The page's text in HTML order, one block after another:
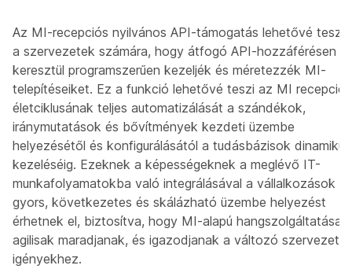
Az MI-recepciós nyilvános API-támogatás lehetővé teszi
a szervezetek számára, hogy átfogó API-hozzáférésen
keresztül programszerűen kezeljék és méretezzék MI-
telepítéseiket. Ez a funkció lehetővé teszi az MI recepciós
életciklusának teljes automatizálását a szándékok,
iránymutatások és bővítmények kezdeti üzembe
helyezésétől és konfigurálásától a tudásbázisok dinamikus
kezeléséig. Ezeknek a képességeknek a meglévő IT-
munkafolyamatokba való integrálásával a vállalkozások
gyors, következetes és skálázható üzembe helyezést
érhetnek el, biztosítva, hogy MI-alapú hangszolgáltatásaik
agilisak maradjanak, és igazodjanak a változó szervezeti
igényekhez.